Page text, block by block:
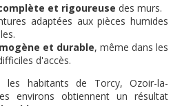
et rigoureuse des murs.
adaptées aux pièces humides
et durable, même dans les
d'accès.
les habitants de Torcy, Ozoir-la-
environs obtiennent un résultat